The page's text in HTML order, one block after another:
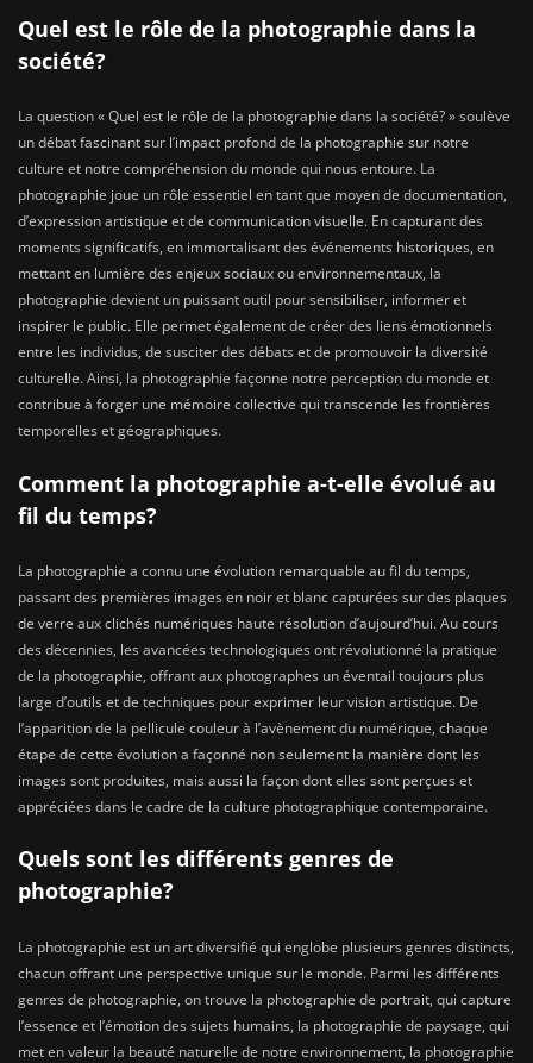
Quel est le rôle de la photographie dans la
société?
La question « Quel est le rôle de la photographie dans la société? » soulève
un débat fascinant sur l’impact profond de la photographie sur notre
culture et notre compréhension du monde qui nous entoure. La
photographie joue un rôle essentiel en tant que moyen de documentation,
d’expression artistique et de communication visuelle. En capturant des
moments significatifs, en immortalisant des événements historiques, en
mettant en lumière des enjeux sociaux ou environnementaux, la
photographie devient un puissant outil pour sensibiliser, informer et
inspirer le public. Elle permet également de créer des liens émotionnels
entre les individus, de susciter des débats et de promouvoir la diversité
culturelle. Ainsi, la photographie façonne notre perception du monde et
contribue à forger une mémoire collective qui transcende les frontières
temporelles et géographiques.
Comment la photographie a-t-elle évolué au
fil du temps?
La photographie a connu une évolution remarquable au fil du temps,
passant des premières images en noir et blanc capturées sur des plaques
de verre aux clichés numériques haute résolution d’aujourd’hui. Au cours
des décennies, les avancées technologiques ont révolutionné la pratique
de la photographie, offrant aux photographes un éventail toujours plus
large d’outils et de techniques pour exprimer leur vision artistique. De
l’apparition de la pellicule couleur à l’avènement du numérique, chaque
étape de cette évolution a façonné non seulement la manière dont les
images sont produites, mais aussi la façon dont elles sont perçues et
appréciées dans le cadre de la culture photographique contemporaine.
Quels sont les différents genres de
photographie?
La photographie est un art diversifié qui englobe plusieurs genres distincts,
chacun offrant une perspective unique sur le monde. Parmi les différents
genres de photographie, on trouve la photographie de portrait, qui capture
l’essence et l’émotion des sujets humains, la photographie de paysage, qui
met en valeur la beauté naturelle de notre environnement, la photographie